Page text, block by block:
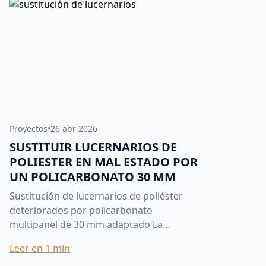
Proyectos•26 abr 2026
SUSTITUIR LUCERNARIOS DE
POLIESTER EN MAL ESTADO POR
UN POLICARBONATO 30 MM
Sustitución de lucernarios de poliéster
deteriorados por policarbonato
multipanel de 30 mm adaptado La
una de las actuaciones más habituales...
Leer en 1 min